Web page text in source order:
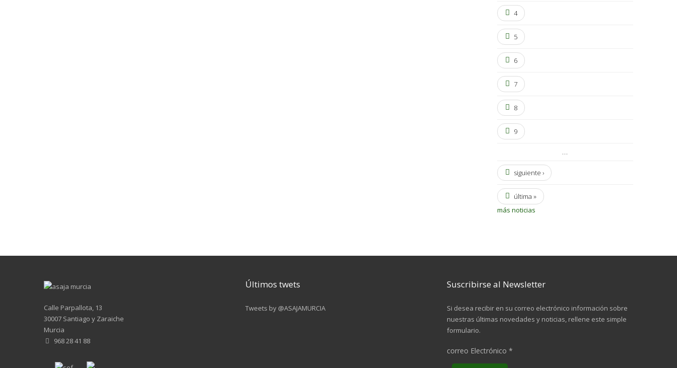
4
5
6
7
8
9
…
siguiente ›
última »
más noticias
Calle Parpallota, 13
30007 Santiago y Zaraiche
Murcia
968 28 41 88
Últimos twets
Tweets by @ASAJAMURCIA
Suscribirse al Newsletter
Si desea recibir en su correo electrónico información sobre
nuestras últimas novedades y noticias, rellene este simple
formulario.
correo Electrónico *